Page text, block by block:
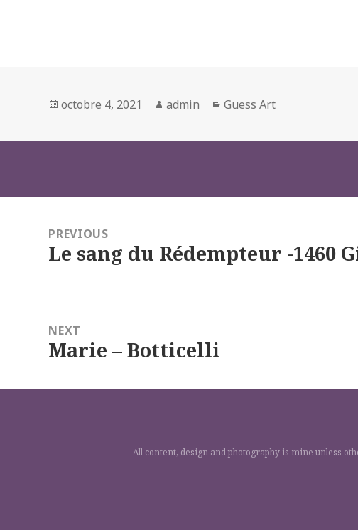
Posted
octobre 4, 2021 Author
admin Categories
Guess Art
l’article
PREVIOUS
Previous
Le sang du Rédempteur -1460
NEXT
Next
Marie – Botticelli
All content, design and photography is mine unless